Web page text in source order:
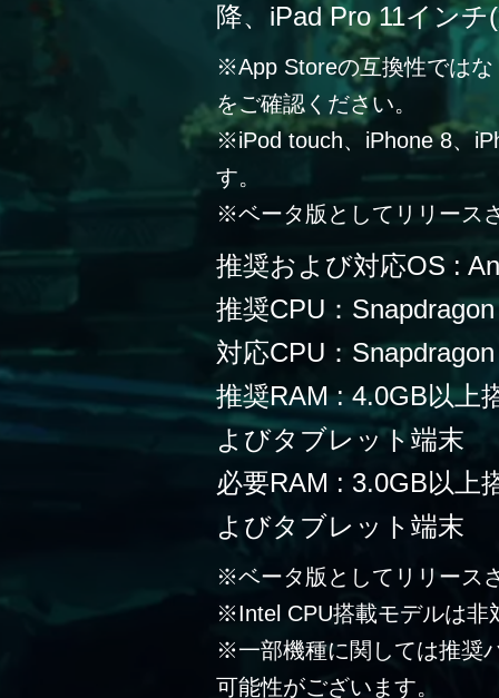
降、iPad Pro 11イン
※App Storeの互換性では
をご確認ください。
※iPod touch、iPhone 8、
す。
※ベータ版としてリリース
推奨および対応OS :
推奨CPU：
対応CPU：
推奨RAM : 4.0GB以上
よびタブレット端末
必要RAM : 3.0GB以上
よびタブレット端末
※ベータ版としてリリース
※Intel CPU搭載モデルは非
※一部機種に関しては推奨
可能性がございます。